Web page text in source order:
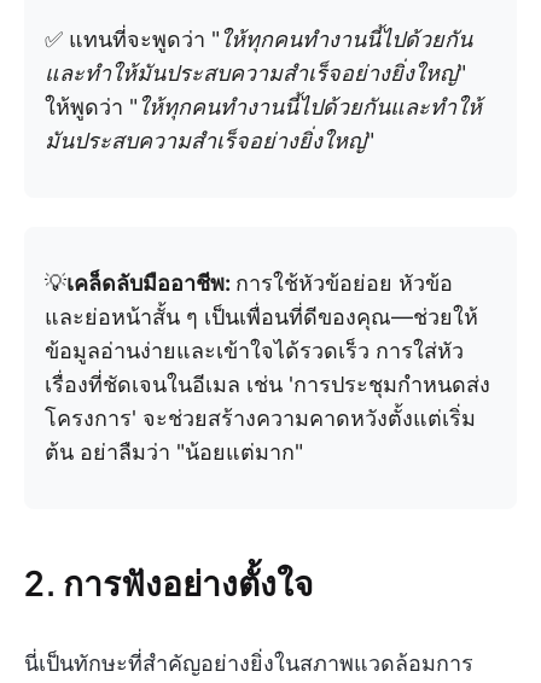
✅ แทนที่จะพูดว่า "ให้ทุกคนทำงานนี้ไปด้วยกัน
และทำให้มันประสบความสำเร็จอย่างยิ่งใหญ่"
ให้พูดว่า "ให้ทุกคนทำงานนี้ไปด้วยกันและทำให้
มันประสบความสำเร็จอย่างยิ่งใหญ่"
💡เคล็ดลับมืออาชีพ: การใช้หัวข้อย่อย หัวข้อ
และย่อหน้าสั้น ๆ เป็นเพื่อนที่ดีของคุณ—ช่วยให้
ข้อมูลอ่านง่ายและเข้าใจได้รวดเร็ว การใส่หัว
เรื่องที่ชัดเจนในอีเมล เช่น 'การประชุมกำหนดส่ง
โครงการ' จะช่วยสร้างความคาดหวังตั้งแต่เริ่ม
ต้น อย่าลืมว่า "น้อยแต่มาก"
2. การฟังอย่างตั้งใจ
นี่เป็นทักษะที่สำคัญอย่างยิ่งในสภาพแวดล้อมการ